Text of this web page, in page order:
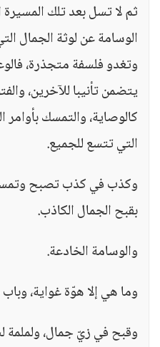
ثم لا تسل بعد تلك
الوسامة عن لوثة الجمال
وتغدو فلسفة متجذرة،
يتضمن تأنيبا للآخرين،
كالوصاية، والتمسك بأوامر
التي تتسع للجميع.
وكذب في كذب تصبح وتمسي
بقبح الجمال الكاذب.
والوسامة الخادعة.
وما هي إلا هوّة غواية،
وقبح في زيّ جمال، ولملمة